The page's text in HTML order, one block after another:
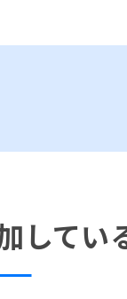
してい